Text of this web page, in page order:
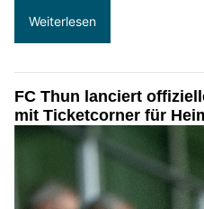
Weiterlesen
FC Thun lanciert
mit Ticketcorner für